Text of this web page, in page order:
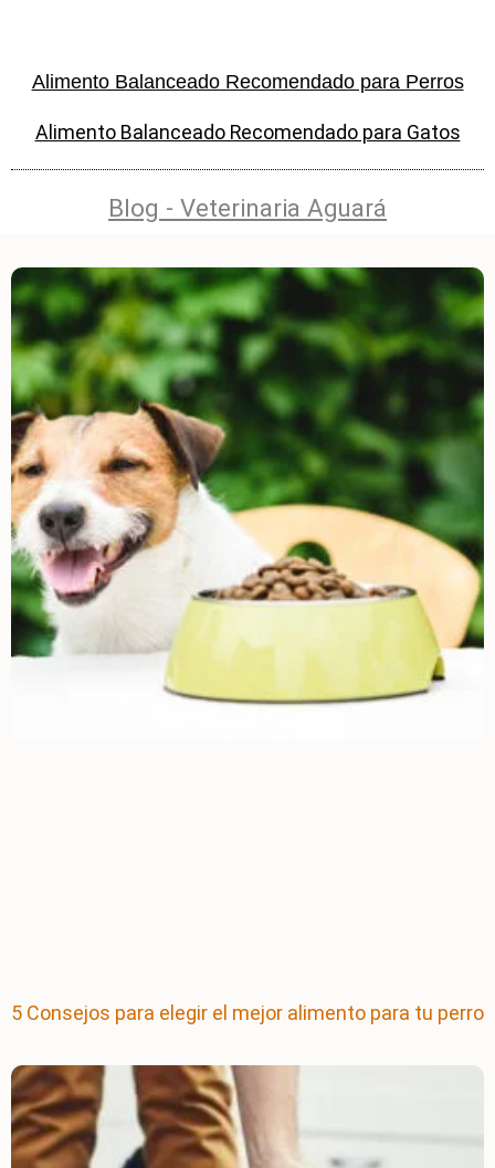
Alimento Balanceado Recomendado para Perros
Alimento Balanceado Recomendado para Gatos
Blog - Veterinaria Aguará
5 Consejos para elegir el mejor alimento para tu perro